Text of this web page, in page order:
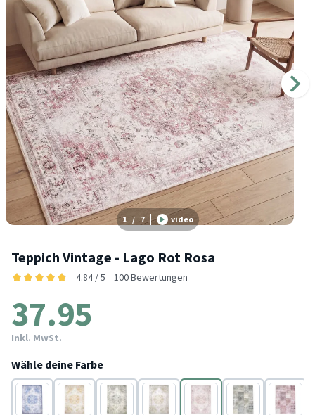
1 / 7 video
Teppich Vintage - Lago Rot Rosa
4.84 / 5 100 Bewertungen
37.95
Inkl. MwSt.
Wähle deine Farbe